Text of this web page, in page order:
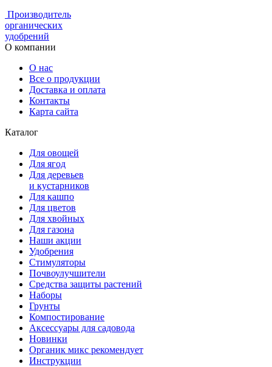
Производитель
органических
удобрений
О компании
О нас
Все о продукции
Доставка и оплата
Контакты
Карта сайта
Каталог
Для овощей
Для ягод
Для деревьев
и кустарников
Для кашпо
Для цветов
Для хвойных
Для газона
Наши акции
Удобрения
Стимуляторы
Почвоулучшители
Средства защиты растений
Наборы
Грунты
Компостирование
Аксессуары для садовода
Новинки
Органик микс рекомендует
Инструкции